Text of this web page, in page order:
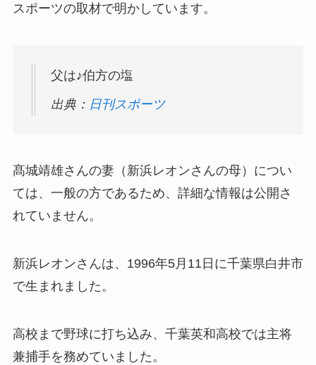
スポーツの取材で明かしています。
父は♪伯方の塩
出典： 日刊スポーツ
髙城靖雄さんの妻（新浜レオンさんの母）につい
ては、一般の方であるため、詳細な情報は公開さ
れていません。
新浜レオンさんは、1996年5月11日に千葉県白井市
で生まれました。
高校まで野球に打ち込み、千葉英和高校では主将
兼捕手を務めていました。